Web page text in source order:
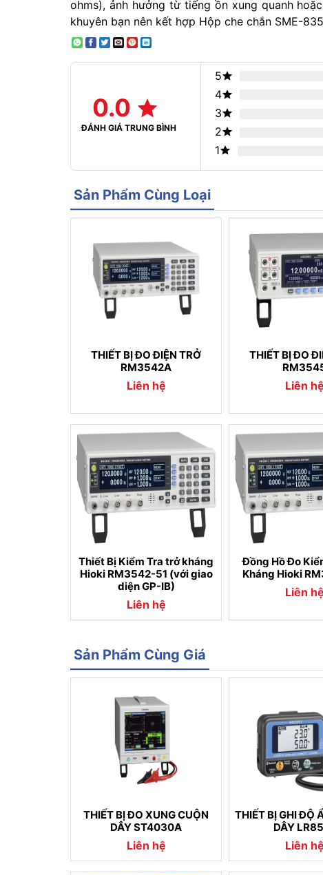
ohms), ảnh hưởng từ tiếng ồn xung quanh
khuyên bạn nên kết hợp Hộp che chắn SME-
0.0
ĐÁNH GIÁ TRUNG BÌNH
5
4
3
2
1
Sản Phẩm Cùng Loại
THIẾT BỊ ĐO ĐIỆN TRỞ
RM3542A
Liên hệ
THIẾT BỊ ĐO
Liên hệ
Thiết Bị Kiểm Tra trở kháng
Hioki RM3542-51 (với giao
diện GP-IB)
Liên hệ
Đồng Hồ Đo
Kháng Hioki
Liên hệ
Sản Phẩm Cùng Giá
THIẾT BỊ ĐO XUNG CUỘN
DÂY ST4030A
Liên hệ
THIẾT BỊ GHI ĐỘ
DÂY
Liên hệ